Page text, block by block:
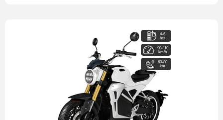
4-6
hrs
90-110
km/h
60-80
km